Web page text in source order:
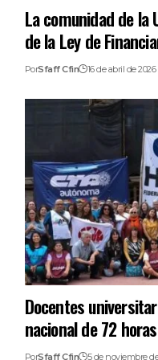
La comunidad de la
de la Ley de
PorSfaff Cfin 16 de abril de 2026
Docentes
nacional de 72 horas
PorSfaff Cfin 5 de noviembre